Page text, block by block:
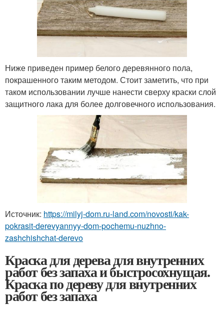
Ниже приведен пример белого деревянного пола,
покрашенного таким методом. Стоит заметить, что при
таком использовании лучше нанести сверху краски слой
защитного лака для более долговечного использования.
Источник: https://milyj-dom.ru-land.com/novosti/kak-
pokrasit-derevyannyy-dom-pochemu-nuzhno-
zashchishchat-derevo
Краска для дерева для внутренних
работ без запаха и быстросохнущая.
Краска по дереву для внутренних
работ без запаха